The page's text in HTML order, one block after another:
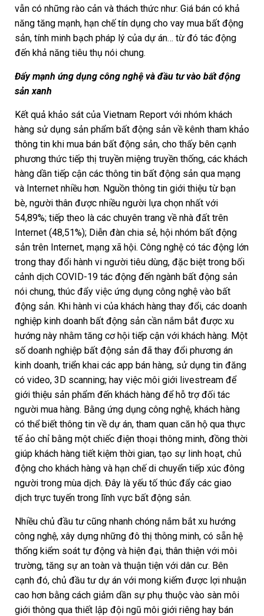
vẫn có những rào cản và thách thức như: Giá bán có khả
năng tăng mạnh, hạn chế tín dụng cho vay mua bất động
sản, tính minh bạch pháp lý của dự án… từ đó tác động
đến khả năng tiêu thụ nói chung.
Đẩy mạnh ứng dụng công nghệ và đầu tư vào bất động
sản xanh
Kết quả khảo sát của Vietnam Report với nhóm khách
hàng sử dụng sản phẩm bất động sản về kênh tham khảo
thông tin khi mua bán bất động sản, cho thấy bên cạnh
phương thức tiếp thị truyền miệng truyền thống, các khách
hàng dần tiếp cận các thông tin bất động sản qua mạng
và Internet nhiều hơn. Nguồn thông tin giới thiệu từ bạn
bè, người thân được nhiều người lựa chọn nhất với
54,89%; tiếp theo là các chuyên trang về nhà đất trên
Internet (48,51%); Diễn đàn chia sẻ, hội nhóm bất động
sản trên Internet, mạng xã hội. Công nghệ có tác động lớn
trong thay đổi hành vi người tiêu dùng, đặc biệt trong bối
cảnh dịch COVID-19 tác động đến ngành bất động sản
nói chung, thúc đẩy việc ứng dụng công nghệ vào bất
động sản. Khi hành vi của khách hàng thay đổi, các doanh
nghiệp kinh doanh bất động sản cần nắm bắt được xu
hướng này nhằm tăng cơ hội tiếp cận với khách hàng. Một
số doanh nghiệp bất động sản đã thay đổi phương án
kinh doanh, triển khai các app bán hàng, sử dụng tin đăng
có video, 3D scanning; hay việc môi giới livestream để
giới thiệu sản phẩm đến khách hàng để hỗ trợ đối tác
người mua hàng. Bằng ứng dụng công nghệ, khách hàng
có thể biết thông tin về dự án, tham quan căn hộ qua thực
tế ảo chỉ bằng một chiếc điện thoại thông minh, đồng thời
giúp khách hàng tiết kiệm thời gian, tạo sự linh hoạt, chủ
động cho khách hàng và hạn chế di chuyển tiếp xúc đông
người trong mùa dịch. Đây là yếu tố thúc đẩy các giao
dịch trực tuyến trong lĩnh vực bất động sản.
Nhiều chủ đầu tư cũng nhanh chóng nắm bắt xu hướng
công nghệ, xây dựng những đô thị thông minh, có sẵn hệ
thống kiểm soát tự động và hiện đại, thân thiện với môi
trường, tăng sự an toàn và thuận tiện với dân cư. Bên
cạnh đó, chủ đầu tư dự án với mong kiếm được lợi nhuận
cao hơn bằng cách giảm dần sự phụ thuộc vào sàn môi
giới thông qua thiết lập đội ngũ môi giới riêng hay bán